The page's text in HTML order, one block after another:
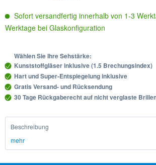
Sofort versandfertig innerhalb von 1-3
Werktage bei Glaskonfiguration
Wählen Sie Ihre Sehstärke:
Kunststoffgläser inklusive (1.5 Brechungsindex)
Hart und Super-Entspiegelung inklusive
Gratis Versand- und Rücksendung
30 Tage Rückgaberecht auf nicht verglaste
Beschreibung
mehr